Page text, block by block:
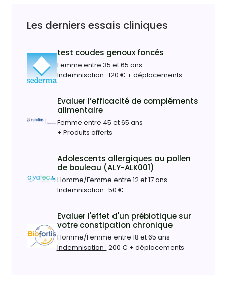
Les derniers essais cliniques
test coudes genoux foncés
Femme entre 35 et 65 ans
Indemnisation : 120 € + déplacements
Evaluer l’efficacité de compléments
alimentaire
Femme entre 45 et 65 ans
+ Produits offerts
Adolescents allergiques au pollen
de bouleau (ALY-ALK001)
Homme/Femme entre 12 et 17 ans
Indemnisation : 50 €
Evaluer l'effet d'un prébiotique sur
votre constipation chronique
Homme/Femme entre 18 et 65 ans
Indemnisation : 200 € + déplacements